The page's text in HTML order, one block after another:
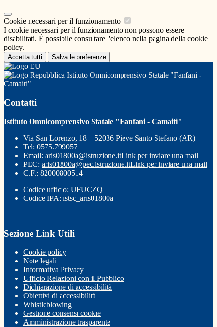
Cookie necessari per il funzionamento
I cookie necessari per il funzionamento non possono essere
disabilitati. È possibile consultare l'elenco nella pagina della cookie
policy.
Accetta tutti Salva le preferenze
Istituto Omnicomprensivo Statale "Fanfani -
Camaiti"
Contatti
Istituto Omnicomprensivo Statale "Fanfani - Camaiti"
Via San Lorenzo, 18 – 52036 Pieve Santo Stefano (AR)
Tel: 0575.799057
Email: aris01800a@istruzione.itLink per inviare una mail
PEC: aris01800a@pec.istruzione.itLink per inviare una mail
C.F.: 82000800514
Codice ufficio: UFUCZQ
Codice IPA: istsc_aris01800a
Sezione Link Utili
Cookie policy
Note legali
Informativa Privacy
Ufficio Relazioni con il Pubblico
Dichiarazione di accessibilità
Obiettivi di accessibilità
Whistleblowing
Gestione consensi cookie
Amministrazione trasparente